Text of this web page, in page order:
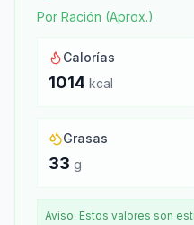
Por Ración (Aprox.)
Calorías
1014 kcal
Grasas
33 g
Aviso: Estos valores son